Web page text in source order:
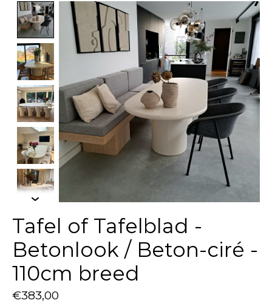
Product image slideshow Items
Tafel of Tafelblad -
Betonlook / Beton-ciré -
110cm breed
€383,00